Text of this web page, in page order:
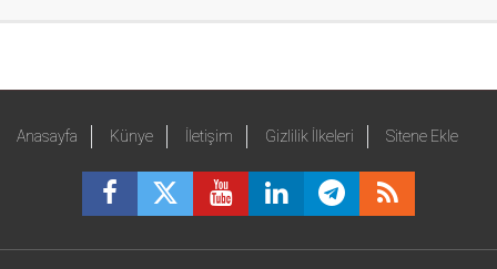
Anasayfa Künye İletişim Gizlilik İlkeleri Sitene Ekle